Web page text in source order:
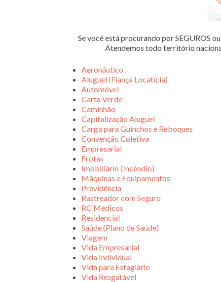
Se você está procurando por SEGUROS
Atendemos todo território
Aeronáutico
Aluguel (Fiança Locatícia)
Automóvel
Carta Verde
Caminhão
Capitalização Aluguel
Carga para Guinchos e Reboques
Convenção Coletiva
Empresarial
Frotas
Imobiliário (Incêndio)
Máquinas e Equipamentos
Previdência
Rastreador com Seguro
RC Médicos
Residencial
Saúde (Plano de Saúde)
Viagem
Vida Empresarial
Vida Individual
Vida para Estagiário
Vida Resgatável